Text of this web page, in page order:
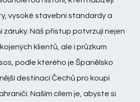
vysoké stavební standardy a
záruky. Náš přístup potvrzují nejen
klientů, ale i průzkum
podle kterého je Španělsko
destinací Čechů pro koupi
Naším cílem je, abyste si